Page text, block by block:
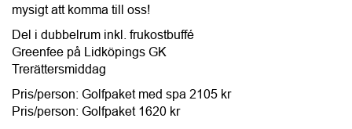
mysigt att komma till oss!
Del i dubbelrum inkl. frukostbuffé
Greenfee på Lidköpings GK
Trerättersmiddag
Pris/person: Golfpaket med spa 2105 kr
Pris/person: Golfpaket 1620 kr